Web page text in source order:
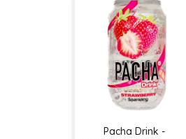
Pacha Drink -